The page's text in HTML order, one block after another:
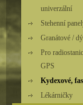
univerzální
Stehenní
Granátové /
Pro
GPS
Kydexové,
Lékárničky